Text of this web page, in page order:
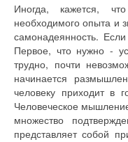
Иногда, кажется,
необходимого опыта и
самонадеянность.
Первое, что нужно -
трудно, почти
начинается
человеку приходит в
Человеческое
множество
представляет собой